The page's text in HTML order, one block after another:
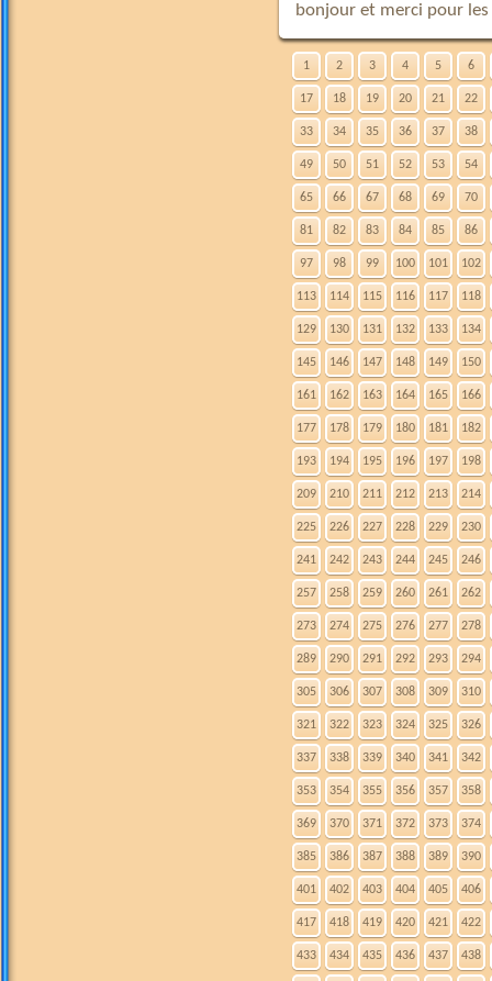
bonjour et merci pour
1 2 3 4 5 6
17 18 19 20 21 22
33 34 35 36 37 38
49 50 51 52 53 54
65 66 67 68 69 70
81 82 83 84 85 86
97 98 99 100 101 102
113 114 115 116 117 118
129 130 131 132 133 134
145 146 147 148 149 150
161 162 163 164 165 166
177 178 179 180 181 182
193 194 195 196 197 198
209 210 211 212 213 214
225 226 227 228 229 230
241 242 243 244 245 246
257 258 259 260 261 262
273 274 275 276 277 278
289 290 291 292 293 294
305 306 307 308 309 310
321 322 323 324 325 326
337 338 339 340 341 342
353 354 355 356 357 358
369 370 371 372 373 374
385 386 387 388 389 390
401 402 403 404 405 406
417 418 419 420 421 422
433 434 435 436 437 438